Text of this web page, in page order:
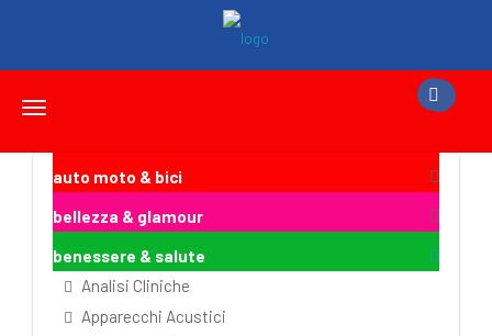
Toggle
auto moto & bici
bellezza & glamour
benessere & salute
Analisi Cliniche
Apparecchi Acustici